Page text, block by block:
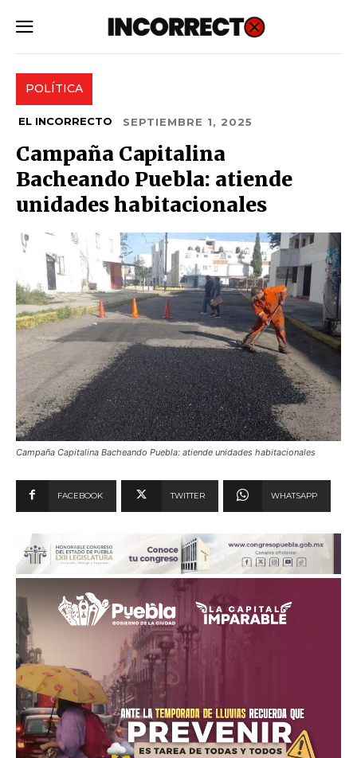
POLÍTICA
EL INCORRECTO SEPTIEMBRE 1, 2025
Campaña Capitalina
Bacheando Puebla: atiende
unidades habitacionales
Campaña Capitalina Bacheando Puebla: atiende unidades habitacionales
FACEBOOK TWITTER WHATSAPP